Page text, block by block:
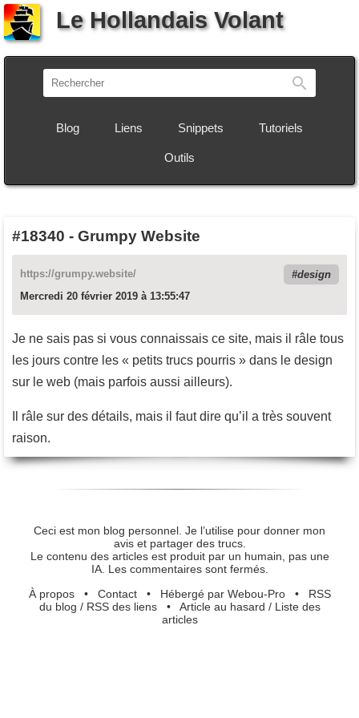
Le Hollandais Volant
Blog Liens Snippets Tutoriels
Outils
#18340 - Grumpy Website
https://grumpy.website/
design
Mercredi 20 février 2019 à 13:55:47
Je ne sais pas si vous connaissais ce site, mais il râle tous
les jours contre les « petits trucs pourris » dans le design
sur le web (mais parfois aussi ailleurs).
Il râle sur des détails, mais il faut dire qu’il a très souvent
raison.
Ceci est mon blog personnel. Je l’utilise pour donner mon
avis et partager des trucs.
Le contenu des articles est produit par un humain, pas une
IA. Les commentaires sont fermés.
À propos• Contact• Hébergé par Webou-Pro• RSS
du blog / RSS des liens• Article au hasard / Liste des
articles